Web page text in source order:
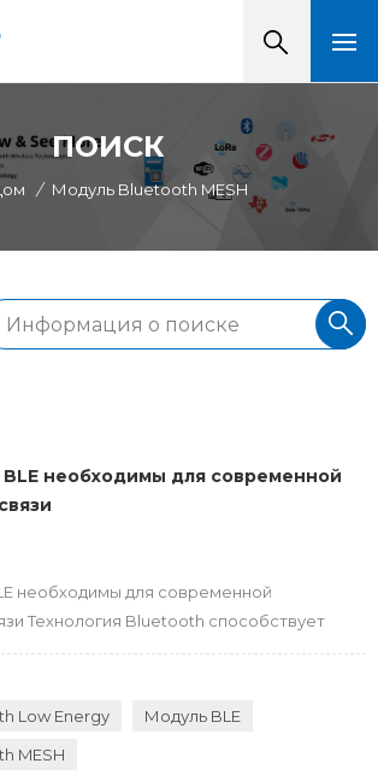
ПОИСК
/ Модуль Bluetooth MESH
необходимы для современной
необходимы для современной
Технология Bluetooth способствует
дома, в больницах и на заводах. БЛЕ
Bluetooth Low Energy (BLE) позволяет
потребляя мало энергии и
миллиарда модулей BLE для устройств IoT.
Low Energy
Модуль BLE
MESH